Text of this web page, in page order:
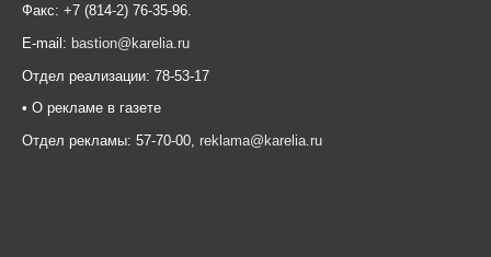
Факс: +7 (814-2) 76-35-96.
E-mail: bastion@karelia.ru
Отдел реализации: 78-53-17
• О рекламе в газете
Отдел рекламы: 57-70-00, reklama@karelia.ru